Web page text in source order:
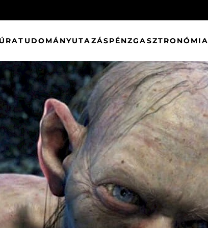
TUDOMÁNYUTAZÁSPÉNZGASZTRONÓMIA